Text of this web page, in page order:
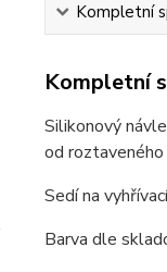
Kompletní
Kompletní
Silikonový
od
Sedí na
Barva dle